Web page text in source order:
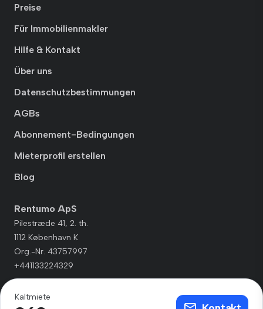
Kaltmiete
Preise
Für Immobilienmakler
Hilfe & Kontakt
Über uns
Datenschutzbestimmungen
AGBs
Abonnement-Bedingungen
Mieterprofil erstellen
Blog
Rentumo ApS
Pilestræde 41, 2. th.
1112 København K
Org.-Nr. 43757997
+441133224329